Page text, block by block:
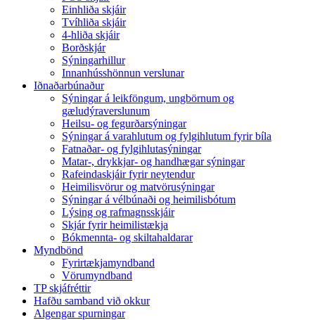
Einhliða skjáir
Tvíhliða skjáir
4-hliða skjáir
Borðskjár
Sýningarhillur
Innanhússhönnun verslunar
Iðnaðarbúnaður
Sýningar á leikföngum, ungbörnum og
gæludýraverslunum
Heilsu- og fegurðarsýningar
Sýningar á varahlutum og fylgihlutum fyrir bíla
Fatnaðar- og fylgihlutasýningar
Matar-, drykkjar- og handhægar sýningar
Rafeindaskjáir fyrir neytendur
Heimilisvörur og matvörusýningar
Sýningar á vélbúnaði og heimilisbótum
Lýsing og rafmagnsskjáir
Skjár fyrir heimilistækja
Bókmennta- og skiltahaldarar
Myndbönd
Fyrirtækjamyndband
Vörumyndband
TP skjáfréttir
Hafðu samband við okkur
Algengar spurningar